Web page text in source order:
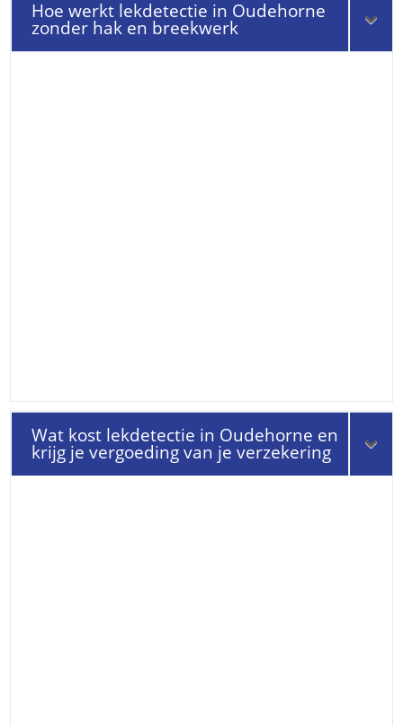
Hoe werkt lekdetectie in Oudehorne
zonder hak en breekwerk
Wat kost lekdetectie in Oudehorne en
krijg je vergoeding van je verzekering